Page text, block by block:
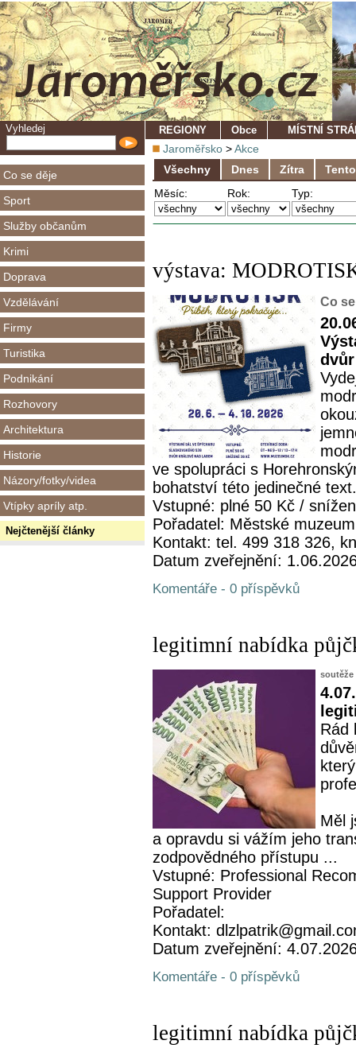
Vyhledej
Co se děje
Sport
Služby občanům
Krimi
Doprava
Vzdělávání
Firmy
Turistika
Podnikání
Rozhovory
Architektura
Historie
Názory/fotky/videa
Vtípky apríly atp.
Nejčtenější články
REGIONY Obce MÍSTNÍ
Jaroměřsko >Akce
Všechny
Dnes Zítra
Měsíc:
Rok: Typ:
výstava:
Co
dvůr
ve spolupráci s
bohatství této jedinečné
Vstupné: plné 50 Kč /
Pořadatel: Městské
Kontakt: tel. 499 318 326,
Datum zveřejnění:
Komentáře - 0 příspěvků
legitimní nabídka
soutěže
Rád
Měl
a opravdu si vážím jeho
zodpovědného přístupu ...
Vstupné: Professional
Support Provider
Pořadatel:
Kontakt:
Datum zveřejnění:
Komentáře - 0 příspěvků
legitimní nabídka